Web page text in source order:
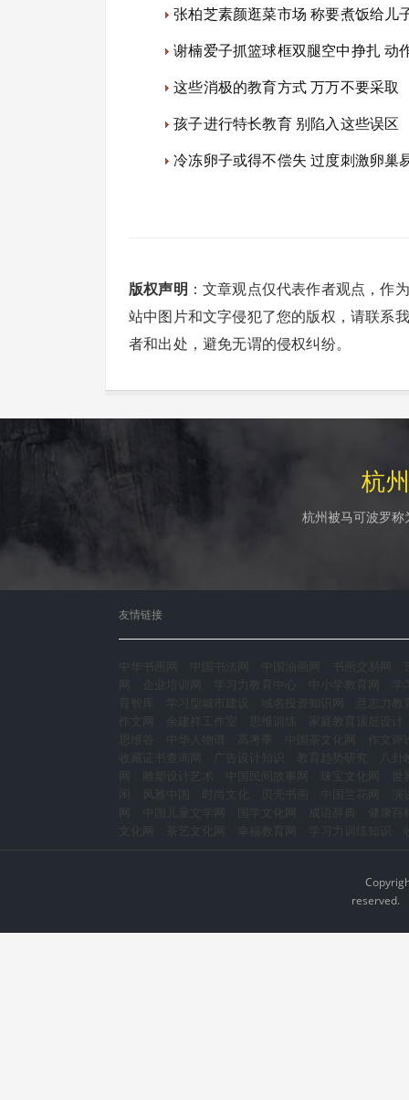
张柏芝素颜逛菜市场 称要煮饭给儿
谢楠爱子抓篮球框双腿空中挣扎 动
这些消极的教育方式 万万不要采取
孩子进行特长教育 别陷入这些误区
冷冻卵子或得不偿失 过度刺激卵巢
版权声明 ：文章观点仅代表作者观点，作
站中图片和文字侵犯了您的版权，请联系
者和出处，避免无谓的侵权纠纷。
杭
杭州被马可波罗
友情链接
中华书画网 中国书法网 中国油画网 书画交易网
网
企业培训网 学习力教育中心 中小学教育网
育智库
学习型城市建设 域名投资知识网
意志力教
作文网
余建祥工作室 思维训练
家庭教育顶层设计
思维谷
中华人物谱 高考季 中国茶文化网
作文评
收藏证书查询网
广告设计知识 教育趋势研究
八卦
网
雕塑设计艺术 中国民间故事网 珠宝文化网
世
闲
风雅中国 时尚文化 贝壳书画 中国兰花网
网
中国儿童文学网 国学文化网 成语辞典
健康百
文化网
茶艺文化网 幸福教育网 学习力训练知识